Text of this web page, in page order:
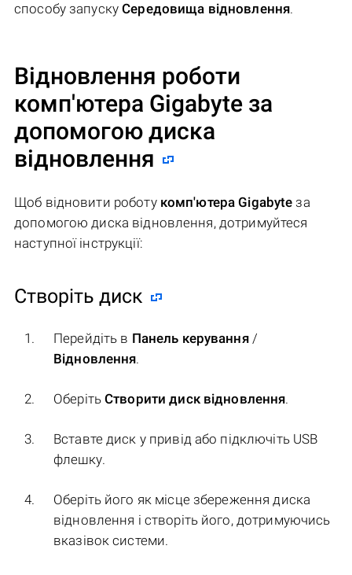
способу запускуСередовища відновлення.
Відновлення роботи
комп'ютера Gigabyte за
допомогою диска
відновлення
Щоб відновити роботу комп'ютера Gigabyte за
допомогою диска відновлення, дотримуйтеся
наступної інструкції:
Створіть диск
Перейдіть в Панель керування/
Відновлення.
ОберітьСтворити диск відновлення.
Вставте диск у привід або підключіть USB
флешку.
Оберіть його як місце збереження диска
відновлення і створіть його, дотримуючись
вказівок системи.